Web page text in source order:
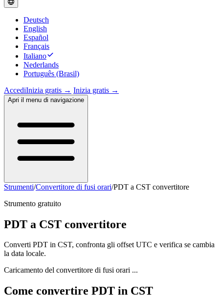
Deutsch
English
Español
Français
Italiano
Nederlands
Português (Brasil)
AccediInizia gratis → Inizia gratis →
Apri il menu di navigazione
Strumenti/Convertitore di fusi orari/PDT a CST convertitore
Strumento gratuito
PDT a CST convertitore
Converti PDT in CST, confronta gli offset UTC e verifica se cambia
la data locale.
Caricamento del convertitore di fusi orari ...
Come convertire PDT in CST